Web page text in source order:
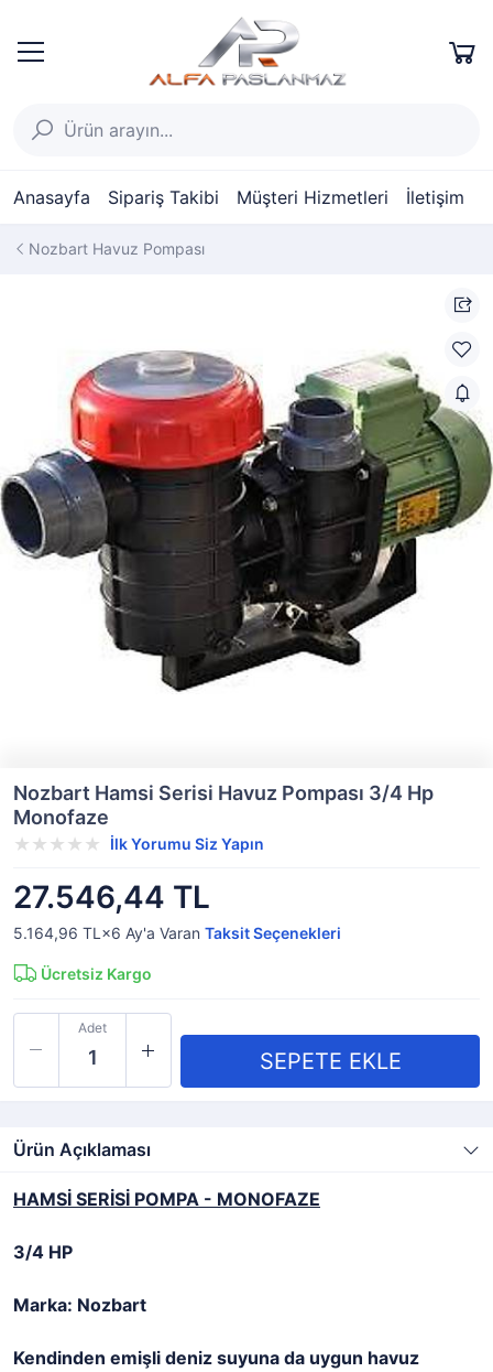
Anasayfa Sipariş Takibi Müşteri Hizmetleri İletişim
Nozbart Havuz Pompası
Nozbart Hamsi Serisi Havuz Pompası 3/4 Hp
Monofaze
İlk Yorumu Siz Yapın
27.546,44 TL
5.164,96 TL×6 Ay'a Varan Taksit Seçenekleri
Ücretsiz Kargo
Adet
Ürün Açıklaması
HAMSİ SERİSİ POMPA - MONOFAZE
3/4 HP
Marka: Nozbart
Kendinden emişli deniz suyuna da uygun havuz